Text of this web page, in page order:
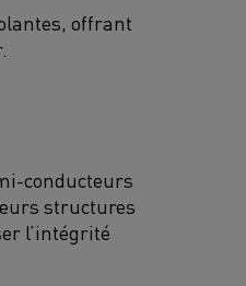
offrant
conducteurs
structures
l’intégrité